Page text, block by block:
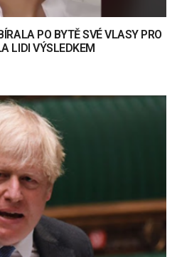
PO BYTĚ SVÉ VLASY PRO
LIDI VÝSLEDKEM